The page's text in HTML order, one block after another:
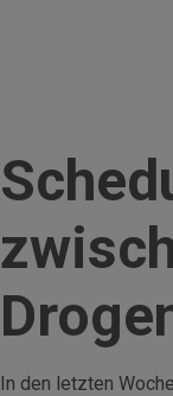
In den letzten